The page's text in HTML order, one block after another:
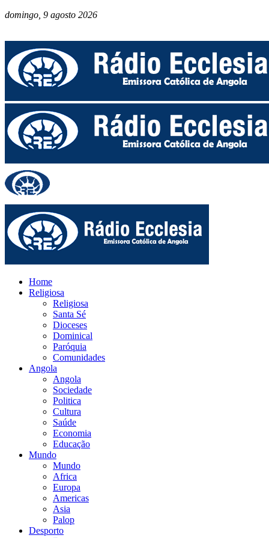
domingo, 9 agosto 2026
Home
Religiosa
Religiosa
Santa Sé
Dioceses
Dominical
Paróquia
Comunidades
Angola
Angola
Sociedade
Politica
Cultura
Saúde
Economia
Educação
Mundo
Mundo
Africa
Europa
Americas
Asia
Palop
Desporto